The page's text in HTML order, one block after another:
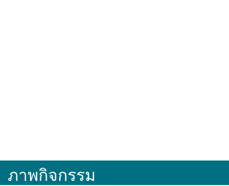
ภาพกิจกรรม